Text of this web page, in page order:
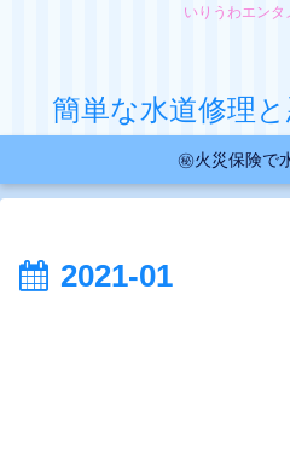
いりうわエンタ
簡単な水道修理
㊙火災保険で
2021-01